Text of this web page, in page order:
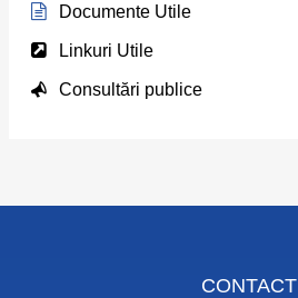
Documente Utile
Linkuri Utile
Consultări publice
CONTACT